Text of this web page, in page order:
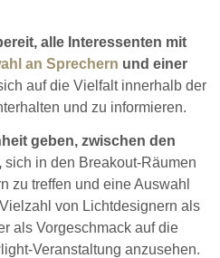
alle Interessenten mit
an Sprechern und einer
auf die Vielfalt innerhalb der
und zu informieren.
geben, zwischen den
sich in den Breakout-Räumen
zu treffen und eine Auswahl
von Lichtdesignern als
als Vorgeschmack auf die
Veranstaltung anzusehen.